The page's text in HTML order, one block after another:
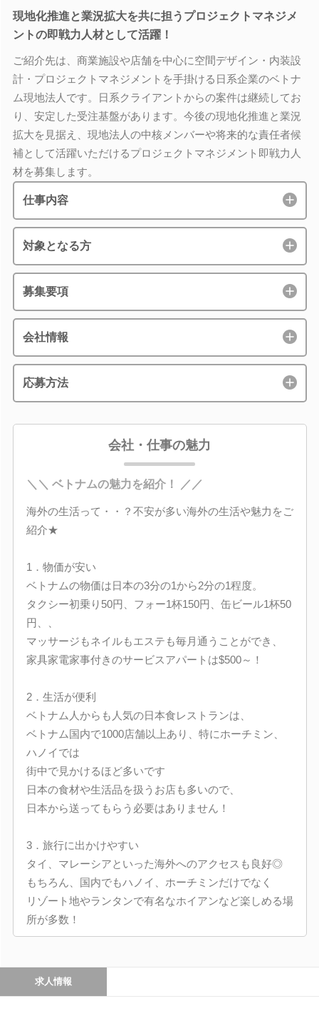
現地化推進と業況拡大を共に担うプロジェクトマネジメ
ントの即戦力人材として活躍！
ご紹介先は、商業施設や店舗を中心に空間デザイン・内装設
計・プロジェクトマネジメントを手掛ける日系企業のベトナ
ム現地法人です。日系クライアントからの案件は継続してお
り、安定した受注基盤があります。今後の現地化推進と業況
拡大を見据え、現地法人の中核メンバーや将来的な責任者候
補として活躍いただけるプロジェクトマネジメント即戦力人
材を募集します。
仕事内容
対象となる方
募集要項
会社情報
応募方法
会社・仕事の魅力
＼＼ ベトナムの魅力を紹介！ ／／
海外の生活って・・？不安が多い海外の生活や魅力をご
紹介★
1．物価が安い
ベトナムの物価は日本の3分の1から2分の1程度。
タクシー初乗り50円、フォー1杯150円、缶ビール1杯50
円、、
マッサージもネイルもエステも毎月通うことができ、
家具家電家事付きのサービスアパートは$500～！
2．生活が便利
ベトナム人からも人気の日本食レストランは、
ベトナム国内で1000店舗以上あり、特にホーチミン、
ハノイでは
街中で見かけるほど多いです
日本の食材や生活品を扱うお店も多いので、
日本から送ってもらう必要はありません！
3．旅行に出かけやすい
タイ、マレーシアといった海外へのアクセスも良好◎
もちろん、国内でもハノイ、ホーチミンだけでなく
リゾート地やランタンで有名なホイアンなど楽しめる場
所が多数！
求人情報